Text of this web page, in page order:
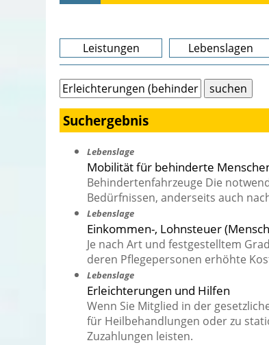
Leistungen Lebenslagen
Suchergebnis
Lebenslage
Mobilität für behinderte
Behindertenfahrzeuge Die
Bedürfnissen, anderseits auch
Lebenslage
Einkommen-, Lohnsteuer
Je nach Art und festgestelltem
deren Pflegepersonen erhöhte
Lebenslage
Erleichterungen und Hilfen
Wenn Sie Mitglied in der
für Heilbehandlungen oder zu
Zuzahlungen leisten.